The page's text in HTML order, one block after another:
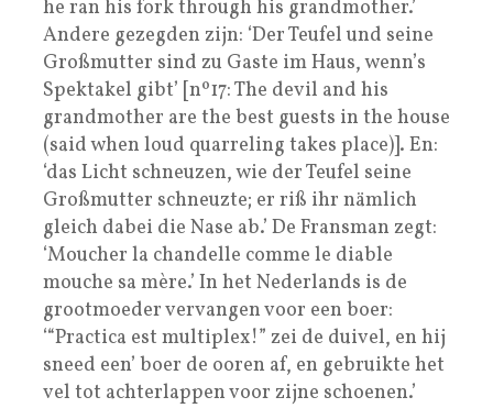
he ran his fork through his grandmother.’
Andere gezegden zijn: ‘Der Teufel und seine
Großmutter sind zu Gaste im Haus, wenn’s
Spektakel gibt’ [nº17: The devil and his
grandmother are the best guests in the house
(said when loud quarreling takes place)]. En:
‘das Licht schneuzen, wie der Teufel seine
Großmutter schneuzte; er riß ihr nämlich
gleich dabei die Nase ab.’ De Fransman zegt:
‘Moucher la chandelle comme le diable
mouche sa mère.’ In het Nederlands is de
grootmoeder vervangen voor een boer:
‘“Practica est multiplex!” zei de duivel, en hij
sneed een’ boer de ooren af, en gebruikte het
vel tot achterlappen voor zijne schoenen.’